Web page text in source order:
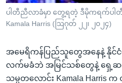
ကြည့်
ရန်
ရန်
နေရာ
သို့
ပါတီညီလာခံမှာ တွေ့ရတဲ့ ဒီမိုကရက်ပါတီ
Kamala Harris (ဩဂုတ် ၂၂၊ ၂၀၂၄)
အမေရိကန်ပြည်သူတွေအနေနဲ့ နိုင်
လက်မခံဘဲ အမြင်သစ်တွေနဲ့ ရှေ့ဆ
သမ္မတလောင်း Kamala